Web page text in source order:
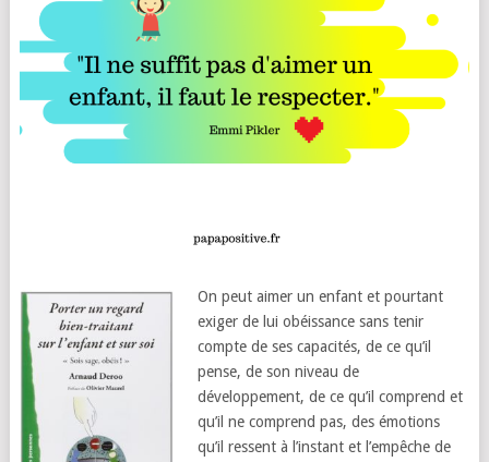
On peut aimer un enfant et pourtant
exiger de lui obéissance sans tenir
compte de ses capacités, de ce qu’il
pense, de son niveau de
développement, de ce qu’il comprend et
qu’il ne comprend pas, des émotions
qu’il ressent à l’instant et l’empêche de